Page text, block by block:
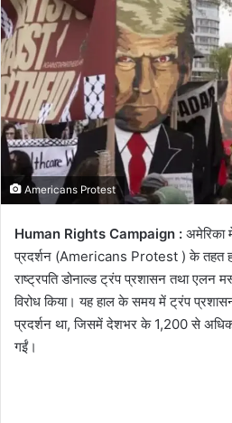
Americans Protest
Human Rights Campaign : अमेरिका
प्रदर्शन (Americans Protest ) के तहत
राष्ट्रपति डोनाल्ड ट्रंप प्रशासन तथा एलन
विरोध किया। यह हाल के समय में ट्रंप
प्रदर्शन था, जिसमें देशभर के 1,200 से अधिक
गईं।